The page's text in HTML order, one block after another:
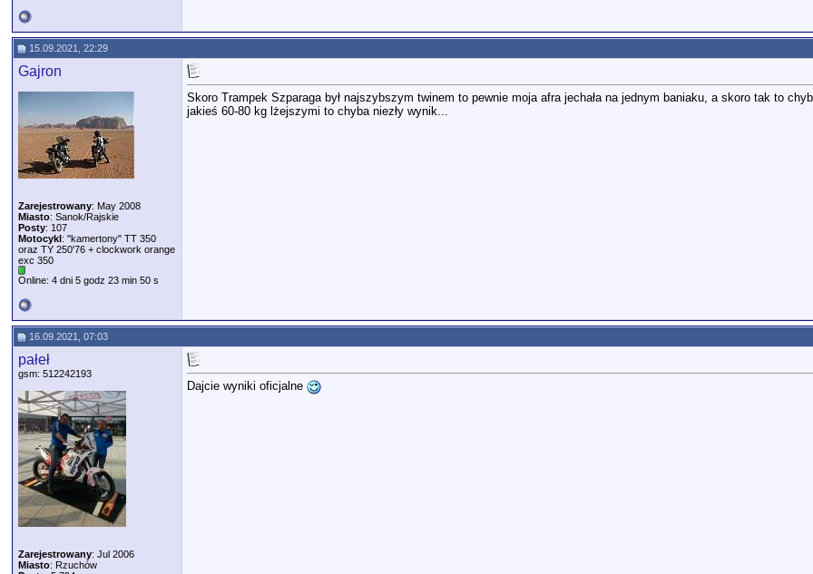
15.09.2021, 22:29
Gajron
Zarejestrowany: May 2008
Miasto: Sanok/Rajskie
Posty: 107
Motocykl: "kamertony" TT 350
oraz TY 250'76 + clockwork orange
exc 350
Online: 4 dni 5 godz 23 min 50 s
Skoro Trampek Szparaga był najszybszym twinem to pewnie moja afra jechała na jednym baniaku, a skoro tak to
jakieś 60-80 kg lżejszymi to chyba niezły wynik...
16.09.2021, 07:03
pałeł
gsm: 512242193
Zarejestrowany: Jul 2006
Miasto: Rzuchów
Dajcie wyniki oficjalne